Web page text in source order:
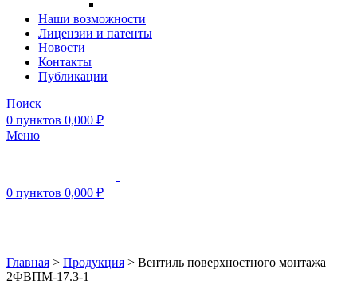
Наши возможности
Лицензии и патенты
Новости
Контакты
Публикации
Поиск
0 пунктов 0,000 ₽
Меню
0 пунктов 0,000 ₽
Главная > Продукция > Вентиль поверхностного монтажа
2ФВПМ-17.3-1